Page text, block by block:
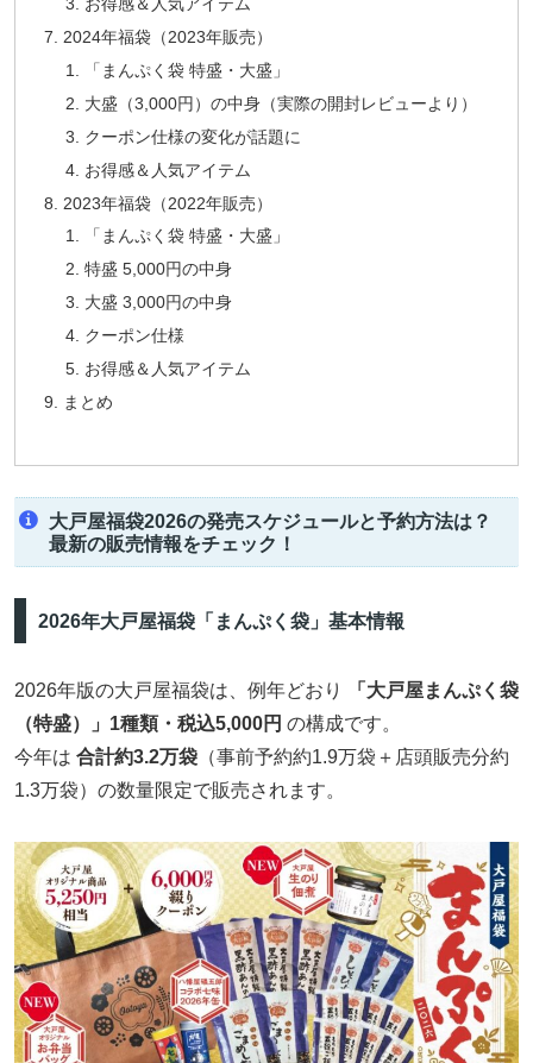
お得感＆人気アイテム
2024年福袋（2023年販売）
「まんぷく袋 特盛・大盛」
大盛（3,000円）の中身（実際の開封レビューより）
クーポン仕様の変化が話題に
お得感＆人気アイテム
2023年福袋（2022年販売）
「まんぷく袋 特盛・大盛」
特盛 5,000円の中身
大盛 3,000円の中身
クーポン仕様
お得感＆人気アイテム
まとめ
大戸屋福袋2026の発売スケジュールと予約方法は？
最新の販売情報をチェック！
2026年大戸屋福袋「まんぷく袋」基本情報
2026年版の大戸屋福袋は、例年どおり
「大戸屋まんぷく袋
（特盛）」1種類・税込5,000円 の構成です。
今年は 合計約3.2万袋 （事前予約約1.9万袋＋店頭販売分約
1.3万袋）の数量限定で販売されます。